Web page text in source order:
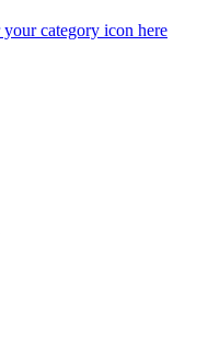
category icon here